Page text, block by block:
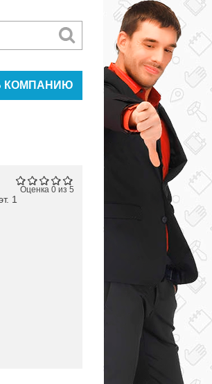
КОМПАНИЮ
Оценка 0 из 5
1